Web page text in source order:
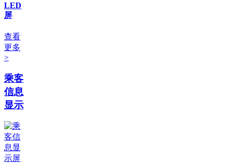
LED
屏
查看
更多
>
乘客
信息
显示